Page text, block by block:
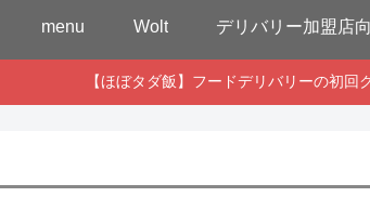
menu Wolt デリバリー加盟店
【ほぼタダ飯】フードデリバリーの初回